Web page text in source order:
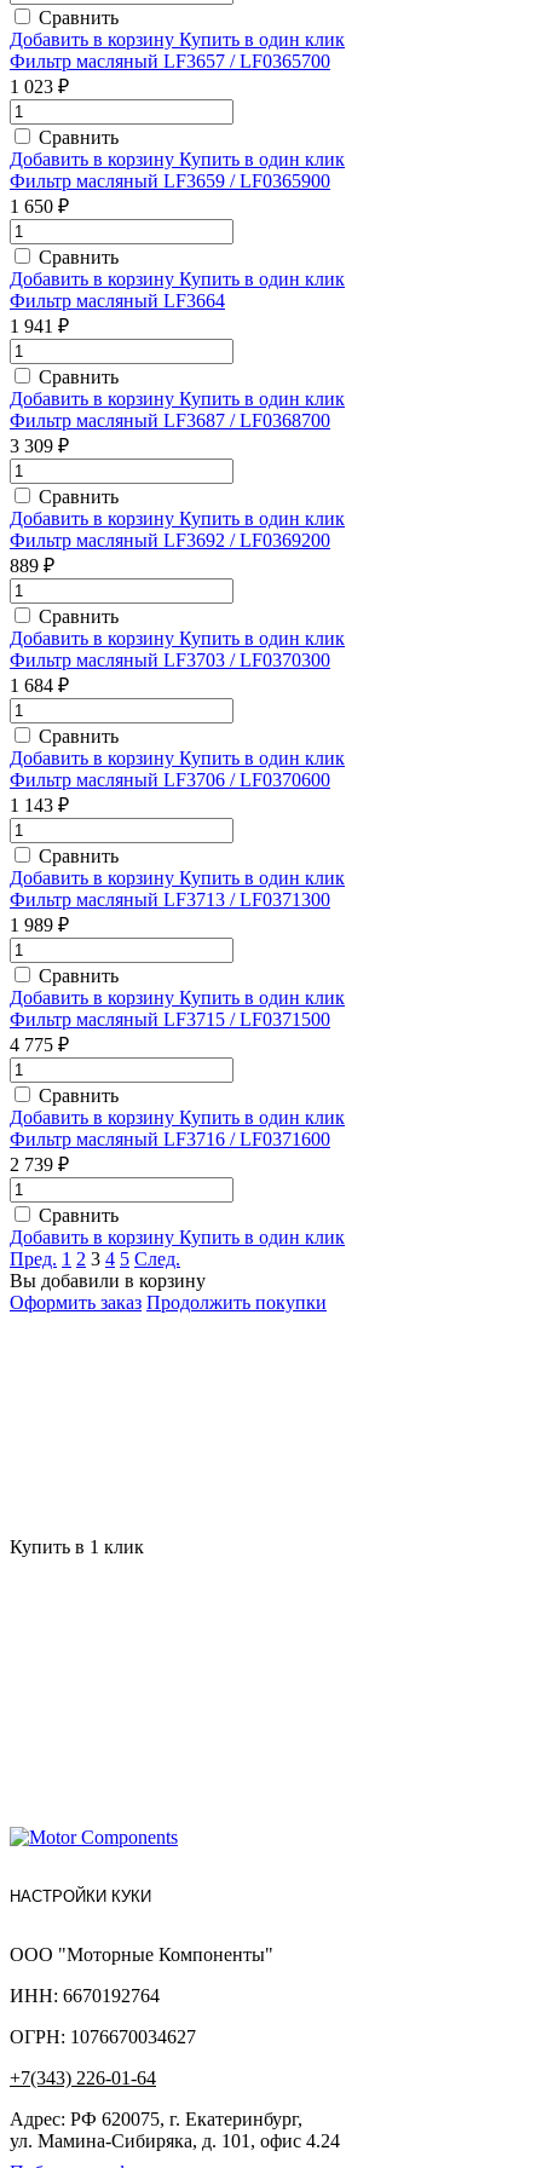
Сравнить
Добавить в корзину Купить в один клик
Фильтр масляный LF3657 / LF0365700
1 023 ₽
Сравнить
Добавить в корзину Купить в один клик
Фильтр масляный LF3659 / LF0365900
1 650 ₽
Сравнить
Добавить в корзину Купить в один клик
Фильтр масляный LF3664
1 941 ₽
Сравнить
Добавить в корзину Купить в один клик
Фильтр масляный LF3687 / LF0368700
3 309 ₽
Сравнить
Добавить в корзину Купить в один клик
Фильтр масляный LF3692 / LF0369200
889 ₽
Сравнить
Добавить в корзину Купить в один клик
Фильтр масляный LF3703 / LF0370300
1 684 ₽
Сравнить
Добавить в корзину Купить в один клик
Фильтр масляный LF3706 / LF0370600
1 143 ₽
Сравнить
Добавить в корзину Купить в один клик
Фильтр масляный LF3713 / LF0371300
1 989 ₽
Сравнить
Добавить в корзину Купить в один клик
Фильтр масляный LF3715 / LF0371500
4 775 ₽
Сравнить
Добавить в корзину Купить в один клик
Фильтр масляный LF3716 / LF0371600
2 739 ₽
Сравнить
Добавить в корзину Купить в один клик
Пред. 1 2 3 4 5 След.
Вы добавили в корзину
Оформить заказ Продолжить покупки
Купить в 1 клик
НАСТРОЙКИ КУКИ
ООО "Моторные Компоненты"
ИНН: 6670192764
ОГРН: 1076670034627
+7(343) 226-01-64
Адрес: РФ 620075, г. Екатеринбург,
ул. Мамина-Сибиряка, д. 101, офис 4.24